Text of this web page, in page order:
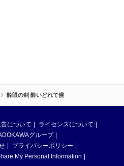
酔眼の剣 酔いどれて候
告について
ライセンスについて
グループ
プライバシーポリシー
My Personal Information